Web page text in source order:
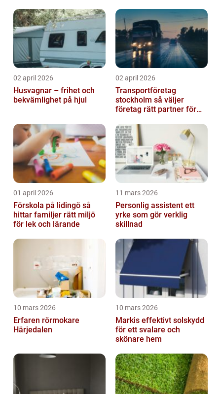
02 april 2026
Husvagnar – frihet och
bekvämlighet på hjul
02 april 2026
Transportföretag
stockholm så väljer
företag rätt partner för
01 april 2026
Förskola på lidingö så
hittar familjer rätt miljö
för lek och lärande
11 mars 2026
Personlig assistent ett
yrke som gör verklig
skillnad
10 mars 2026
Erfaren rörmokare
Härjedalen
10 mars 2026
Markis effektivt solskydd
för ett svalare och
skönare hem